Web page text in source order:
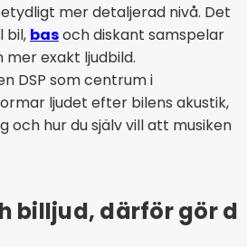
mer detaljerad nivå. Det
bil, basoch diskant samspelar
exakt ljudbild.
DSP som centrum i
ljudet efter bilens akustik,
och hur du själv vill att musiken
billjud, därför gör